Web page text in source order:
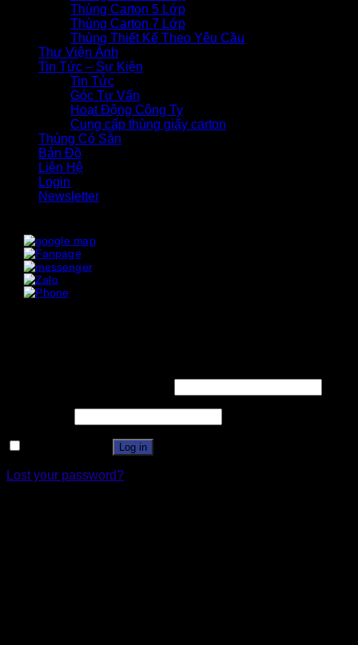
Thùng Carton 5 Lớp
Thùng Carton 7 Lớp
Thùng Thiết Kế Theo Yêu Cầu
Thư Viện Ảnh
Tin Tức – Sự Kiện
Tin Tức
Góc Tư Vấn
Hoạt Động Công Ty
Cung cấp thùng giấy carton
Thùng Có Sẵn
Bản Đồ
Liên Hệ
Login
Newsletter
Log in
Lost your password?